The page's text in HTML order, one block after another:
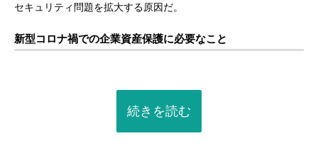
セキュリティ問題を拡大する原因だ。
新型コロナ禍での企業資産保護に必要なこと
続きを読む